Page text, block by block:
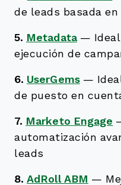
de leads basada
5. Metadata —
ejecución de
6. UserGems —
de puesto en
7. Marketo Engage
automatización
leads
8. AdRoll ABM —